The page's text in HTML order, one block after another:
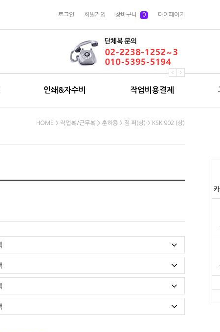
로그인 회원가입 장바구니 0 마이페이지
인쇄&자수비 작업비용결제
HOME > 작업복/근무복 > 춘하용 > 점 퍼(상) > KSK 902 (상)